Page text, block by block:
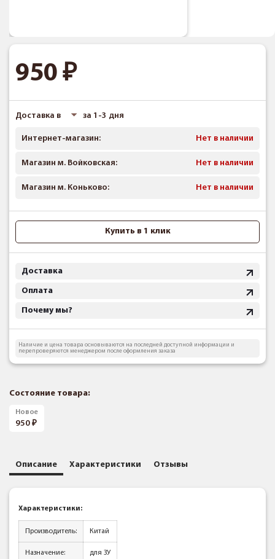
950
Доставка в за 1-3 дня
Интернет-магазин: Нет в наличии
Магазин м. Войковская: Нет в наличии
Магазин м. Коньково: Нет в наличии
Купить в 1 клик
Доставка
Оплата
Почему мы?
Наличие и цена товара основываются на последней доступной информации и
перепроверяются менеджером после оформления заказа
Состояние товара:
Новое
950
Описание Характеристики Отзывы
Характеристики:
Производитель: Китай
Назначение: для ЗУ